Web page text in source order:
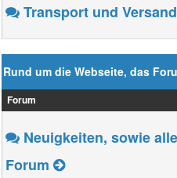
Transport und Versand
Rund um die Webseite, das
Forum
Neuigkeiten, sowie
Forum